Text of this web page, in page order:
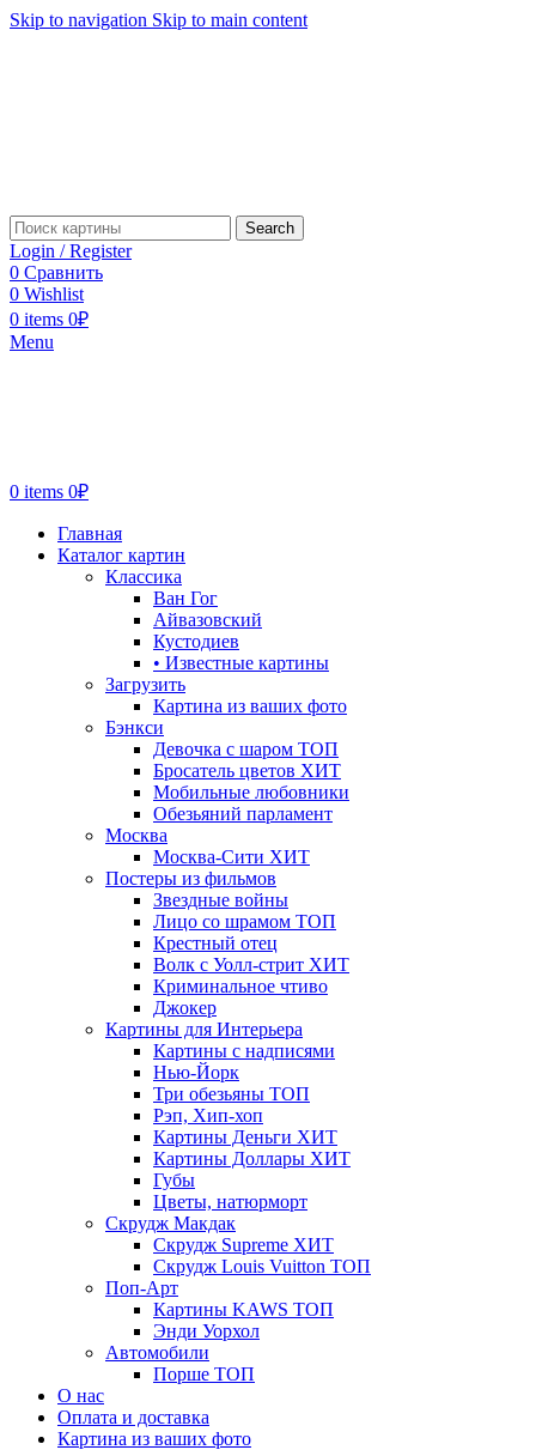
Skip to navigation Skip to main content
Search
Login / Register
0 Сравнить
0 Wishlist
0 items 0₽
Menu
0 items 0₽
Главная
Каталог картин
Классика
Ван Гог
Айвазовский
Кустодиев
• Известные картины
Загрузить
Картина из ваших фото
Бэнкси
Девочка с шаром ТОП
Бросатель цветов ХИТ
Мобильные любовники
Обезьяний парламент
Москва
Москва-Сити ХИТ
Постеры из фильмов
Звездные войны
Лицо со шрамом ТОП
Крестный отец
Волк с Уолл-стрит ХИТ
Криминальное чтиво
Джокер
Картины для Интерьера
Картины с надписями
Нью-Йорк
Три обезьяны ТОП
Рэп, Хип-хоп
Картины Деньги ХИТ
Картины Доллары ХИТ
Губы
Цветы, натюрморт
Скрудж Макдак
Скрудж Supreme ХИТ
Скрудж Louis Vuitton ТОП
Поп-Арт
Картины KAWS ТОП
Энди Уорхол
Автомобили
Порше ТОП
О нас
Оплата и доставка
Картина из ваших фото